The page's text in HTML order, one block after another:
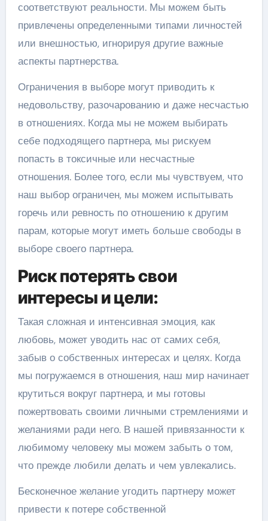
соответствуют реальности. Мы можем быть
привлечены определенными типами личностей
или внешностью, игнорируя другие важные
аспекты партнерства.
Ограничения в выборе могут приводить к
недовольству, разочарованию и даже несчастью
в отношениях. Когда мы не можем выбирать
себе подходящего партнера, мы рискуем
попасть в токсичные или несчастные
отношения. Более того, если мы чувствуем, что
наш выбор ограничен, мы можем испытывать
горечь или ревность по отношению к другим
парам, которые могут иметь больше свободы в
выборе своего партнера.
Риск потерять свои
интересы и цели:
Такая сложная и интенсивная эмоция, как
любовь, может уводить нас от самих себя,
забыв о собственных интересах и целях. Когда
мы погружаемся в отношения, наш мир начинает
крутиться вокруг партнера, и мы готовы
пожертвовать своими личными стремлениями и
желаниями ради него. В нашей привязанности к
любимому человеку мы можем забыть о том,
что прежде любили делать и чем увлекались.
Бесконечное желание угодить партнеру может
привести к потере собственной